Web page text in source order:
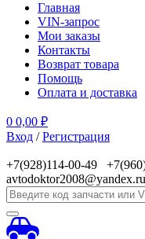
Главная
VIN-запрос
Мои заказы
Контакты
Возврат товара
Помощь
Оплата и доставка
0 0,00 ₽
Вход /Регистрация
+7(928)114-00-49
avtodoktor2008@yandex.ru